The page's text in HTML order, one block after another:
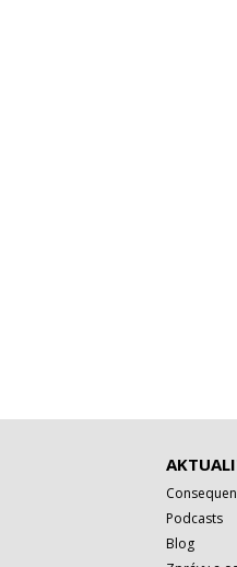
Podcasts
Blog